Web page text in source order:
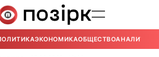
ЭКОНОМИКАОБЩЕСТВОАНАЛИТИКА